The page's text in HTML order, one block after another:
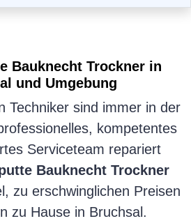
Bauknecht Trocknerin
und Umgebung
Techniker sind immer in der
kompetentes
Serviceteam repariert
Bauknecht Trockner
zu erschwinglichen Preisen
zu Hause in Bruchsal.